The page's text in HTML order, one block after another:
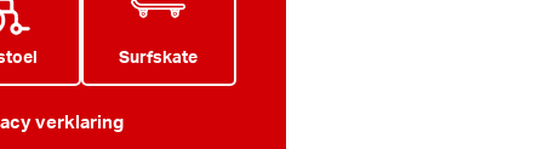
Surfskate
verklaring